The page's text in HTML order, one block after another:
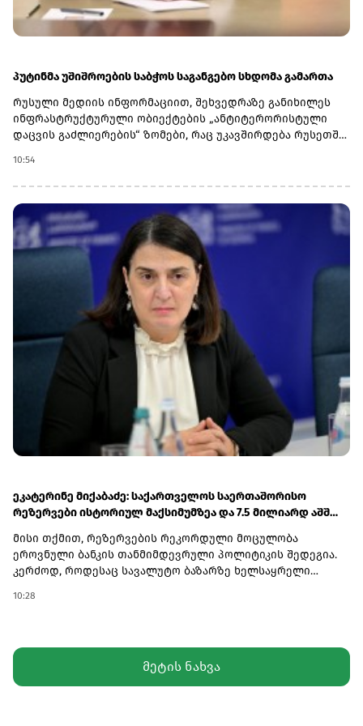
მონაწილეობს ახლო აღმოსავლეთისა და სამხრეთ აზიის
უსაფრთხოების საკითხებში.
პუტინმა უშიშროების საბჭოს საგანგებო სხდომა გამართა
რუსული მედიის ინფორმაციით, შეხვედრაზე განიხილეს
ინფრასტრუქტურული ობიექტების „ანტიტერორისტული
დაცვის გაძლიერების“ ზომები, რაც უკავშირდება რუსეთში
უსაფრთხოების უზრუნველყოფა და შესაძლო ახალი
ზომები უპილოტო საფრენი აპარატებისგან მომდინარე
საფრთხეების ფონზე.
10:54
ეკატერინე მიქაბაძე: საქართველოს საერთაშორისო
რეზერვები ისტორიულ მაქსიმუმზეა და 7.5 მილიარდ აშშ
მისი თქმით, რეზერვების რეკორდული მოცულობა
ეროვნული ბანკის თანმიმდევრული პოლიტიკის შედეგია.
კერძოდ, როდესაც სავალუტო ბაზარზე ხელსაყრელი
რეზერვების დაგროვებისკენ, რადგან სწორედ
საერთაშორისო რეზერვები წარმოადგენს ქვეყნის
მაკროეკონომიკური სტაბილურობის მნიშვნელოვან
10:28
მეტის ნახვა